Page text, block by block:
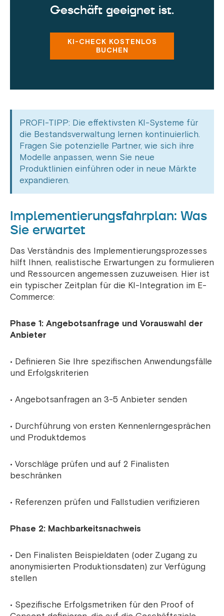
Geschäft geeignet ist.
KI-CHECK KOSTENLOS
BUCHEN
PROFI-TIPP: Die effektivsten KI-Systeme für
die Bestandsverwaltung lernen kontinuierlich.
Fragen Sie potenzielle Partner, wie sich ihre
Modelle anpassen, wenn Sie neue
Produktlinien einführen oder in neue Märkte
expandieren.
Implementierungsfahrplan: Was
Sie erwartet
Das Verständnis des Implementierungsprozesses
hilft Ihnen, realistische Erwartungen zu formulieren
und Ressourcen angemessen zuzuweisen. Hier ist
ein typischer Zeitplan für die KI-Integration im E-
Commerce:
Phase 1: Angebotsanfrage und Vorauswahl der
Anbieter
• Definieren Sie Ihre spezifischen Anwendungsfälle
und Erfolgskriterien
• Angebotsanfragen an 3-5 Anbieter senden
• Durchführung von ersten Kennenlerngesprächen
und Produktdemos
• Vorschläge prüfen und auf 2 Finalisten
beschränken
• Referenzen prüfen und Fallstudien verifizieren
Phase 2: Machbarkeitsnachweis
• Den Finalisten Beispieldaten (oder Zugang zu
anonymisierten Produktionsdaten) zur Verfügung
stellen
• Spezifische Erfolgsmetriken für den Proof of